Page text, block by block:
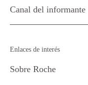
Canal del informante
Enlaces de interés
Sobre Roche